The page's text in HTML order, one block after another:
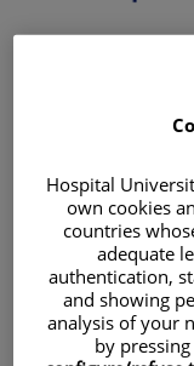
contenido
idiomaHospital
own cookies
countries
adequate
authentication,
and showing
analysis of your
by